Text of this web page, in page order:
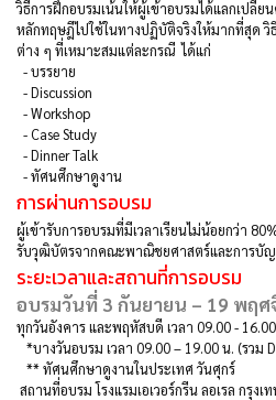
วิธีการฝึกอบรมเน้นให้ผู้เข้าอบรมได้แลกเปลี่
หลักทฤษฎีไปใช้ในทางปฏิบัติจริงให้มากที่สุด วิ
ต่าง ๆ ที่เหมาะสมแต่ละกรณี ได้แก่
-บรรยาย
-Discussion
-Workshop
- Case Study
-Dinner Talk
-ทัศนศึกษาดูงาน
การผ่านการอบรม
ผู้เข้ารับการอบรมที่มีเวลาเรียนไม่น้อยกว่า
รับวุฒิบัตรจากคณะพาณิชยศาสตร์และการบั
ระยะเวลาและสถานที่การอบรม
อบรมวันที่ 3 กันยายน – 19 พฤศ
ทุกวันอังคาร และพฤหัสบดี เวลา 09.00 -
*บางวันอบรม เวลา 09.00 – 19.00 น. (รวม
** ทัศนศึกษาดูงานในประเทศ วันศุกร์
สถานที่อบรม โรงแรมเอเวอร์กรีน ลอเรล กรุงเ